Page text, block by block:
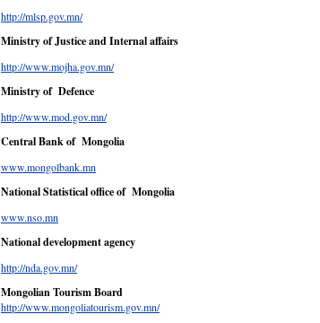
http://mlsp.gov.mn/
Ministry of Justice and Internal affairs
http://www.mojha.gov.mn/
Ministry of Defence
http://www.mod.gov.mn/
Central Bank of Mongolia
www.mongolbank.mn
National Statistical office of Mongolia
www.nso.mn
National development agency
http://nda.gov.mn/
Mongolian Tourism Board
http://www.mongoliatourism.gov.mn/